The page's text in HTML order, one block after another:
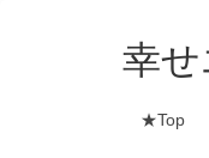
幸
★Top